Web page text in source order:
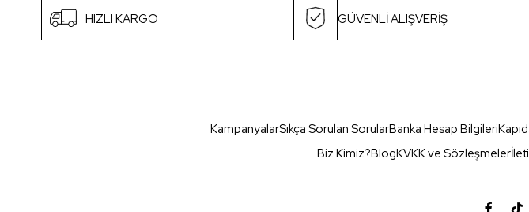
HIZLI KARGO GÜVENLİ ALIŞVERİŞ
KampanyalarSıkça Sorulan SorularBanka Hesap Bilgileri
Biz Kimiz?BlogKVKK ve Sözleşmeler